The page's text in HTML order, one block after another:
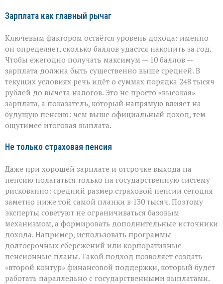
Зарплата как главный рычаг
Ключевым фактором остаётся уровень дохода: именно
он определяет, сколько баллов удастся накопить за год.
Чтобы ежегодно получать максимум — 10 баллов —
зарплата должна быть существенно выше средней. В
текущих условиях речь идёт о суммах порядка 248 тысяч
рублей до вычета налогов. Это не просто «высокая»
зарплата, а показатель, который напрямую влияет на
будущую пенсию: чем выше официальный доход, тем
ощутимее итоговая выплата.
Не только страховая пенсия
Даже при хорошей зарплате и отсрочке выхода на
пенсию полагаться только на государственную систему
рискованно: средний размер страховой пенсии сегодня
заметно ниже той самой планки в 130 тысяч. Поэтому
эксперты советуют не ограничиваться базовым
механизмом, а формировать дополнительные источники
дохода. Например, использовать программы
долгосрочных сбережений или корпоративные
пенсионные планы. Такой подход позволяет создать
«второй контур» финансовой поддержки, который будет
работать параллельно с государственными выплатами.